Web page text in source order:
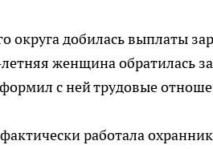
округа добилась выплаты
женщина обратилась
с ней трудовые
работала